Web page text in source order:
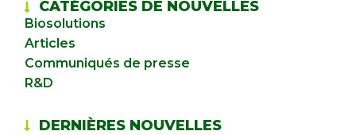
CATÉGORIES DE NOUVELLES
Biosolutions
Articles
Communiqués de presse
R&D
DERNIÈRES NOUVELLES